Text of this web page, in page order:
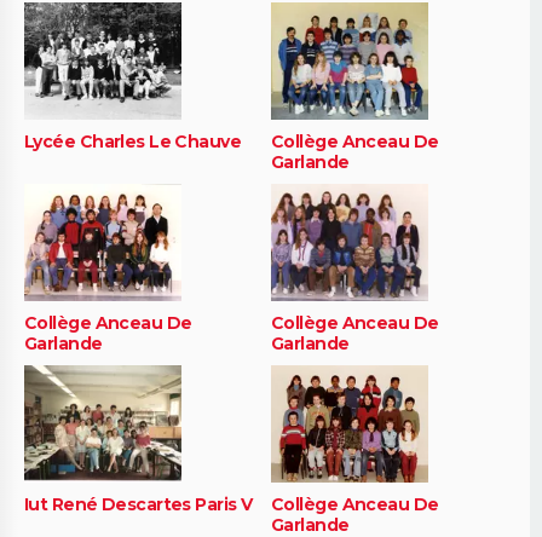
Lycée Charles Le Chauve
Collège Anceau De
Garlande
Collège Anceau De
Garlande
Collège Anceau De
Garlande
Iut René Descartes Paris V
Collège Anceau De
Garlande